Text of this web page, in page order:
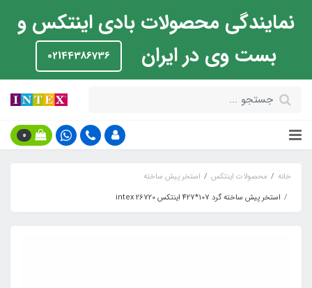
نمایندگی محصولات بادی اینتکس و
بست وی در ایران
02144386736
0
خانه محصولات اینتکس
استخر پیش ساخته
استخر پیش ساخته گرد 107*427 اینتکس intex 26720